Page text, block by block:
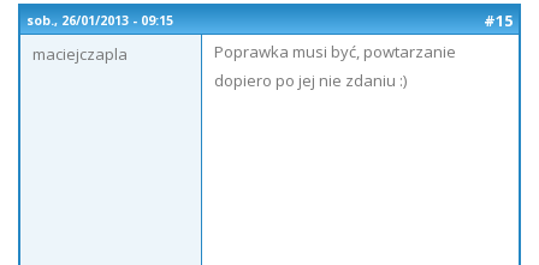
sob., 26/01/2013 - 09:15
#15
maciejczapla
Poprawka musi być, powtarzanie
dopiero po jej nie zdaniu :)